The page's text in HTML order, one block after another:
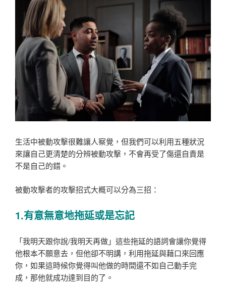
生活中被動攻擊很難讓人察覺，但我們可以利用五種狀況
來讓自己更清楚的分辨被動攻擊，不會再受了傷還自責是
不是自己的錯。
被動攻擊者的攻擊招式大概可以分為三招：
1.有意無意地拖延或是忘記
「我明天跟你說/我明天再做」這些拖延的語詞會讓你覺得
他根本不願意去，但他卻不明講，利用拖延與藉口來回應
你，如果這時候你覺得叫他做的時間還不如自己動手完
成，那他就成功達到目的了。